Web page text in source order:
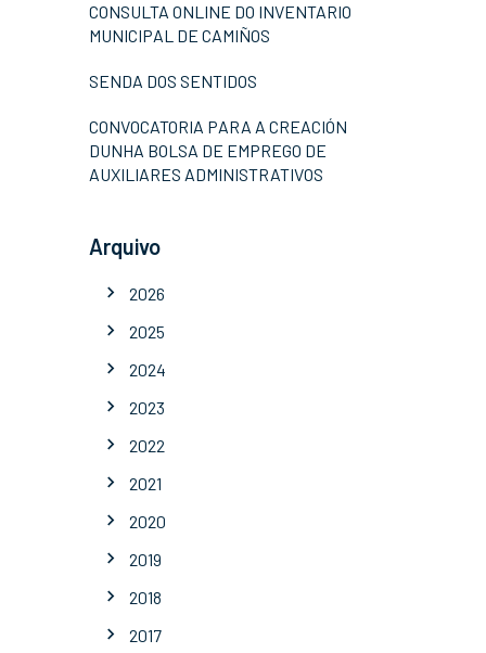
CONSULTA ONLINE DO INVENTARIO
MUNICIPAL DE CAMIÑOS
SENDA DOS SENTIDOS
CONVOCATORIA PARA A CREACIÓN
DUNHA BOLSA DE EMPREGO DE
AUXILIARES ADMINISTRATIVOS
Arquivo
2026
2025
2024
2023
2022
2021
2020
2019
2018
2017